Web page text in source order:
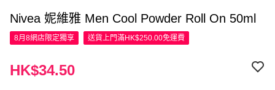
Nivea 妮維雅 Men Cool Powder Roll On 50ml
8月8網店限定獨享 送貨上門滿HK$250.00免運費
HK$34.50